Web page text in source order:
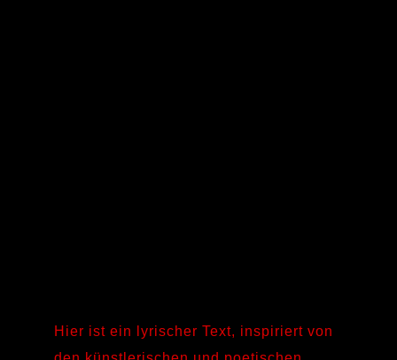
Hier ist ein lyrischer Text, inspiriert von